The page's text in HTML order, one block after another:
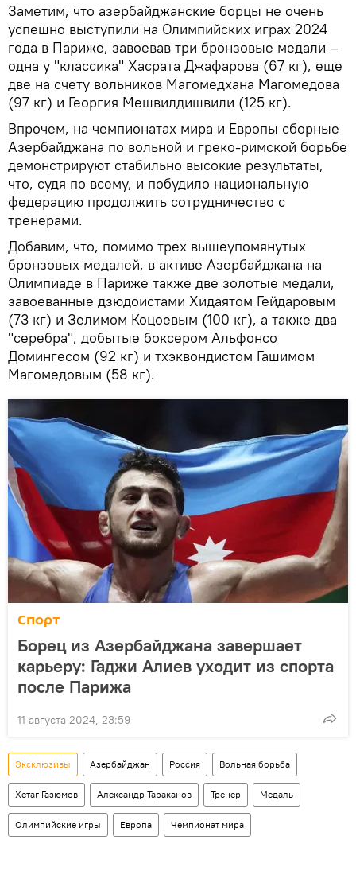
Заметим, что азербайджанские борцы не очень
успешно выступили на Олимпийских играх 2024
года в Париже, завоевав три бронзовые медали –
одна у "классика" Хасрата Джафарова (67 кг), еще
две на счету вольников Магомедхана Магомедова
(97 кг) и Георгия Мешвилдишвили (125 кг).
Впрочем, на чемпионатах мира и Европы сборные
Азербайджана по вольной и греко-римской борьбе
демонстрируют стабильно высокие результаты,
что, судя по всему, и побудило национальную
федерацию продолжить сотрудничество с
тренерами.
Добавим, что, помимо трех вышеупомянутых
бронзовых медалей, в активе Азербайджана на
Олимпиаде в Париже также две золотые медали,
завоеванные дзюдоистами Хидаятом Гейдаровым
(73 кг) и Зелимом Коцоевым (100 кг), а также два
"серебра", добытые боксером Альфонсо
Домингесом (92 кг) и тхэквондистом Гашимом
Магомедовым (58 кг).
Спорт
Борец из Азербайджана завершает
карьеру: Гаджи Алиев уходит из спорта
после Парижа
11 августа 2024, 23:59
Эксклюзивы Азербайджан Россия Вольная борьба
Хетаг Газюмов Александр Тараканов Тренер Медаль
Олимпийские игры Европа Чемпионат мира